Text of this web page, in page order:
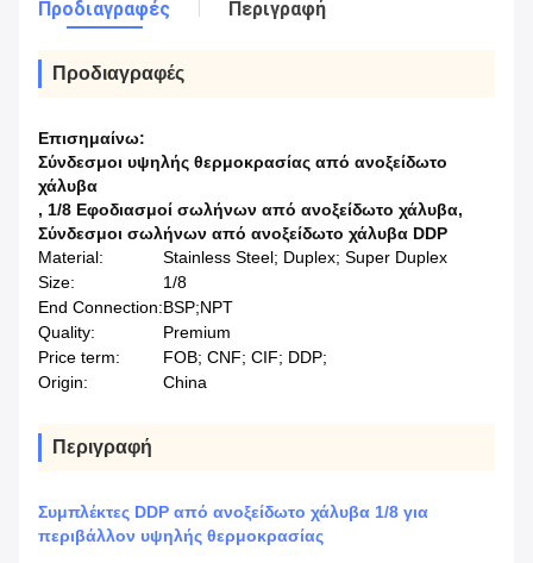
Προδιαγραφές Περιγραφή
Προδιαγραφές
Επισημαίνω:
Σύνδεσμοι υψηλής θερμοκρασίας από ανοξείδωτο
χάλυβα
, 1/8 Εφοδιασμοί σωλήνων από ανοξείδωτο χάλυβα,
Σύνδεσμοι σωλήνων από ανοξείδωτο χάλυβα DDP
Material:
Stainless Steel; Duplex; Super Duplex
Size:
1/8
End Connection:BSP;NPT
Quality:
Premium
Price term:
FOB; CNF; CIF; DDP;
Origin:
China
Περιγραφή
Συμπλέκτες DDP από ανοξείδωτο χάλυβα 1/8 για
περιβάλλον υψηλής θερμοκρασίας